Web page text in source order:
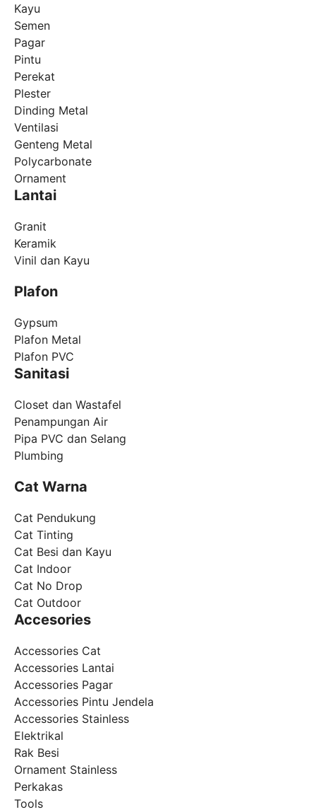
Kayu
Semen
Pagar
Pintu
Perekat
Plester
Dinding Metal
Ventilasi
Genteng Metal
Polycarbonate
Ornament
Lantai
Granit
Keramik
Vinil dan Kayu
Plafon
Gypsum
Plafon Metal
Plafon PVC
Sanitasi
Closet dan Wastafel
Penampungan Air
Pipa PVC dan Selang
Plumbing
Cat Warna
Cat Pendukung
Cat Tinting
Cat Besi dan Kayu
Cat Indoor
Cat No Drop
Cat Outdoor
Accesories
Accessories Cat
Accessories Lantai
Accessories Pagar
Accessories Pintu Jendela
Accessories Stainless
Elektrikal
Rak Besi
Ornament Stainless
Perkakas
Tools